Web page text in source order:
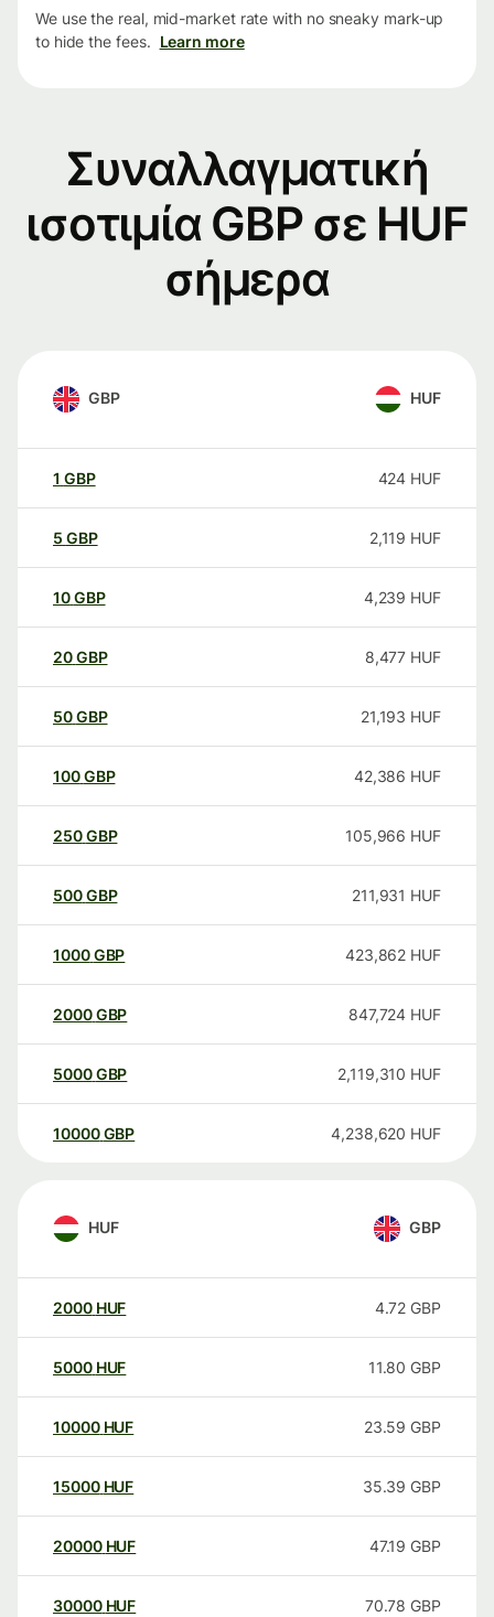
We use the real, mid-market rate with no sneaky mark-up
to hide the fees. Learn more
Συναλλαγματική
ισοτιμία GBP σε HUF
σήμερα
GBP HUF
1 GBP 424 HUF
5 GBP 2,119 HUF
10GBP 4,239 HUF
20GBP 8,477 HUF
50GBP 21,193 HUF
100GBP 42,386 HUF
250GBP 105,966 HUF
500GBP 211,931 HUF
1000GBP 423,862 HUF
2000GBP 847,724 HUF
5000GBP 2,119,310 HUF
10000 GBP 4,238,620 HUF
HUF GBP
2000 HUF 4.72 GBP
5000 HUF 11.80 GBP
10000 HUF 23.59 GBP
15000 HUF 35.39 GBP
20000 HUF 47.19 GBP
30000 HUF 70.78 GBP